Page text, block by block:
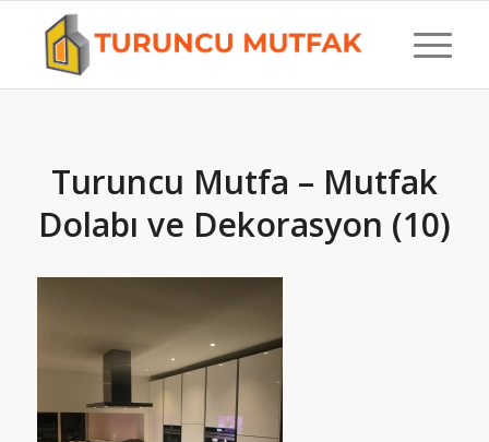
Turuncu Mutfa – Mutfak
Dolabı ve Dekorasyon (10)